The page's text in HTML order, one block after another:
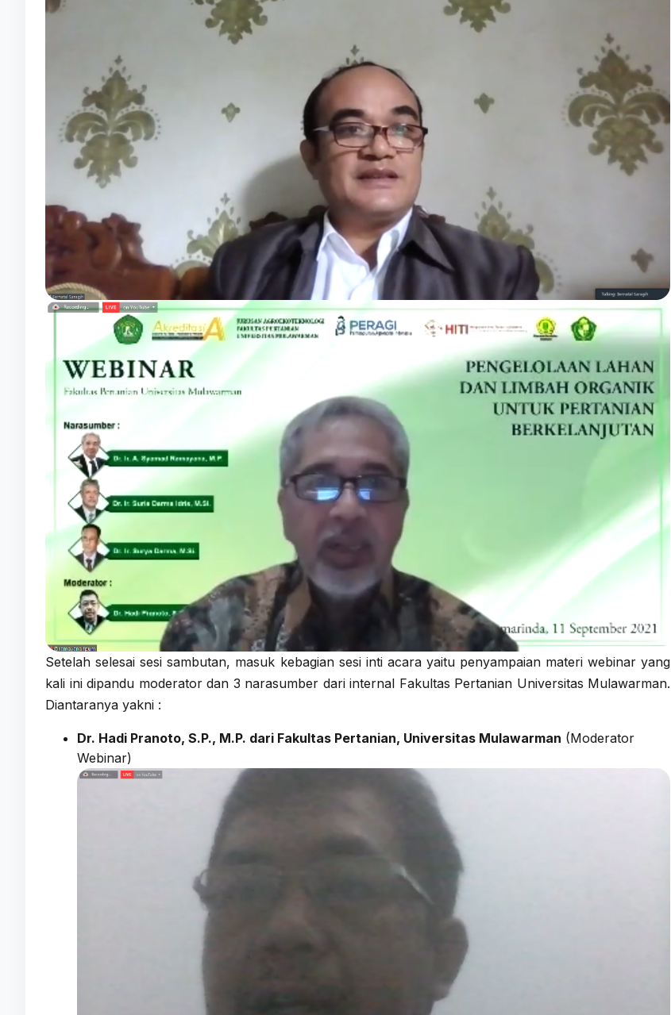
Setelah selesai sesi sambutan, masuk kebagian sesi inti acara yaitu penyampaian materi webinar yang
kali ini dipandu moderator dan 3 narasumber dari internal Fakultas Pertanian Universitas Mulawarman.
Diantaranya yakni :
Dr. Hadi Pranoto, S.P., M.P. dari Fakultas Pertanian, Universitas Mulawarman (Moderator
Webinar)